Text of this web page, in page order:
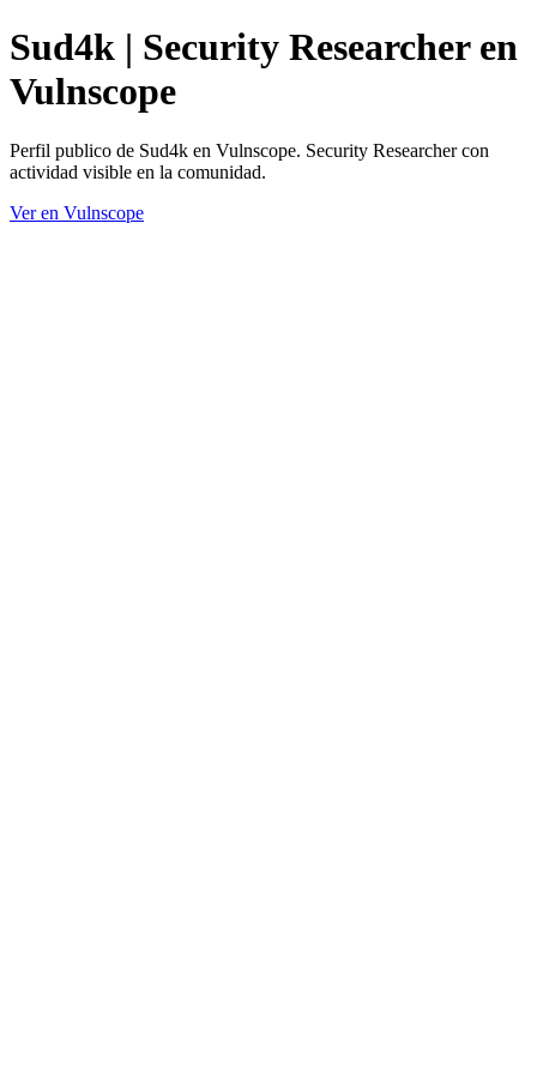
Sud4k | Security Researcher en
Vulnscope
Perfil publico de Sud4k en Vulnscope. Security Researcher con
actividad visible en la comunidad.
Ver en Vulnscope